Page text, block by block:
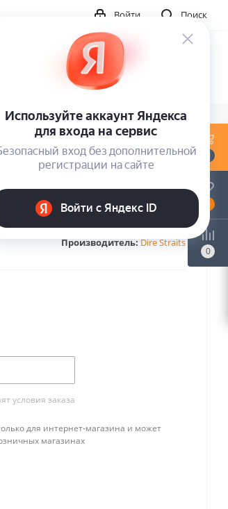
Поиск
Войти
Производитель:Dire Straits
условия заказа
для интернет-магазина и может
магазинах
0
0
0